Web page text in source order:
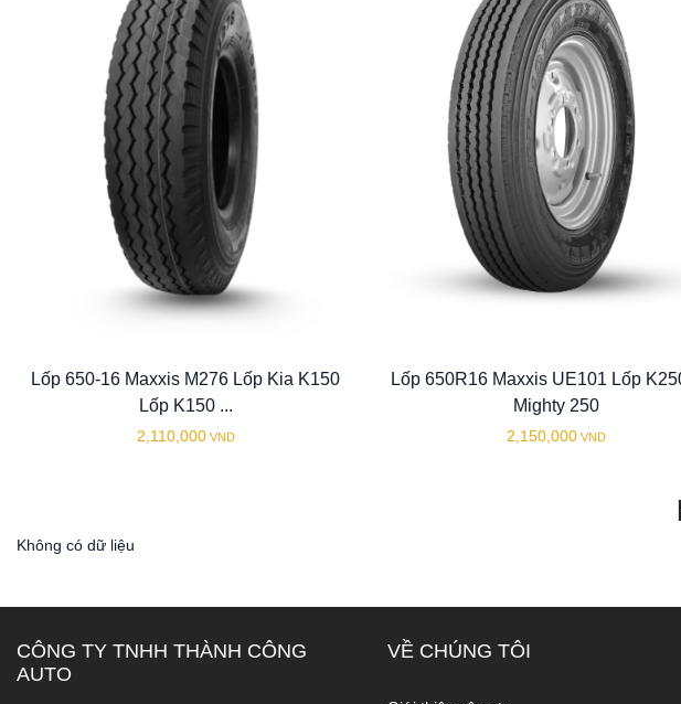
Lốp 650-16 Maxxis M276 Lốp Kia K150
Lốp K150 ...
2,110,000 VND
Lốp 650R16 Maxxis UE101 Lốp
Mighty 250
2,150,000 VND
Không có dữ liệu
CÔNG TY TNHH THÀNH CÔNG
AUTO
VỀ CHÚNG TÔI